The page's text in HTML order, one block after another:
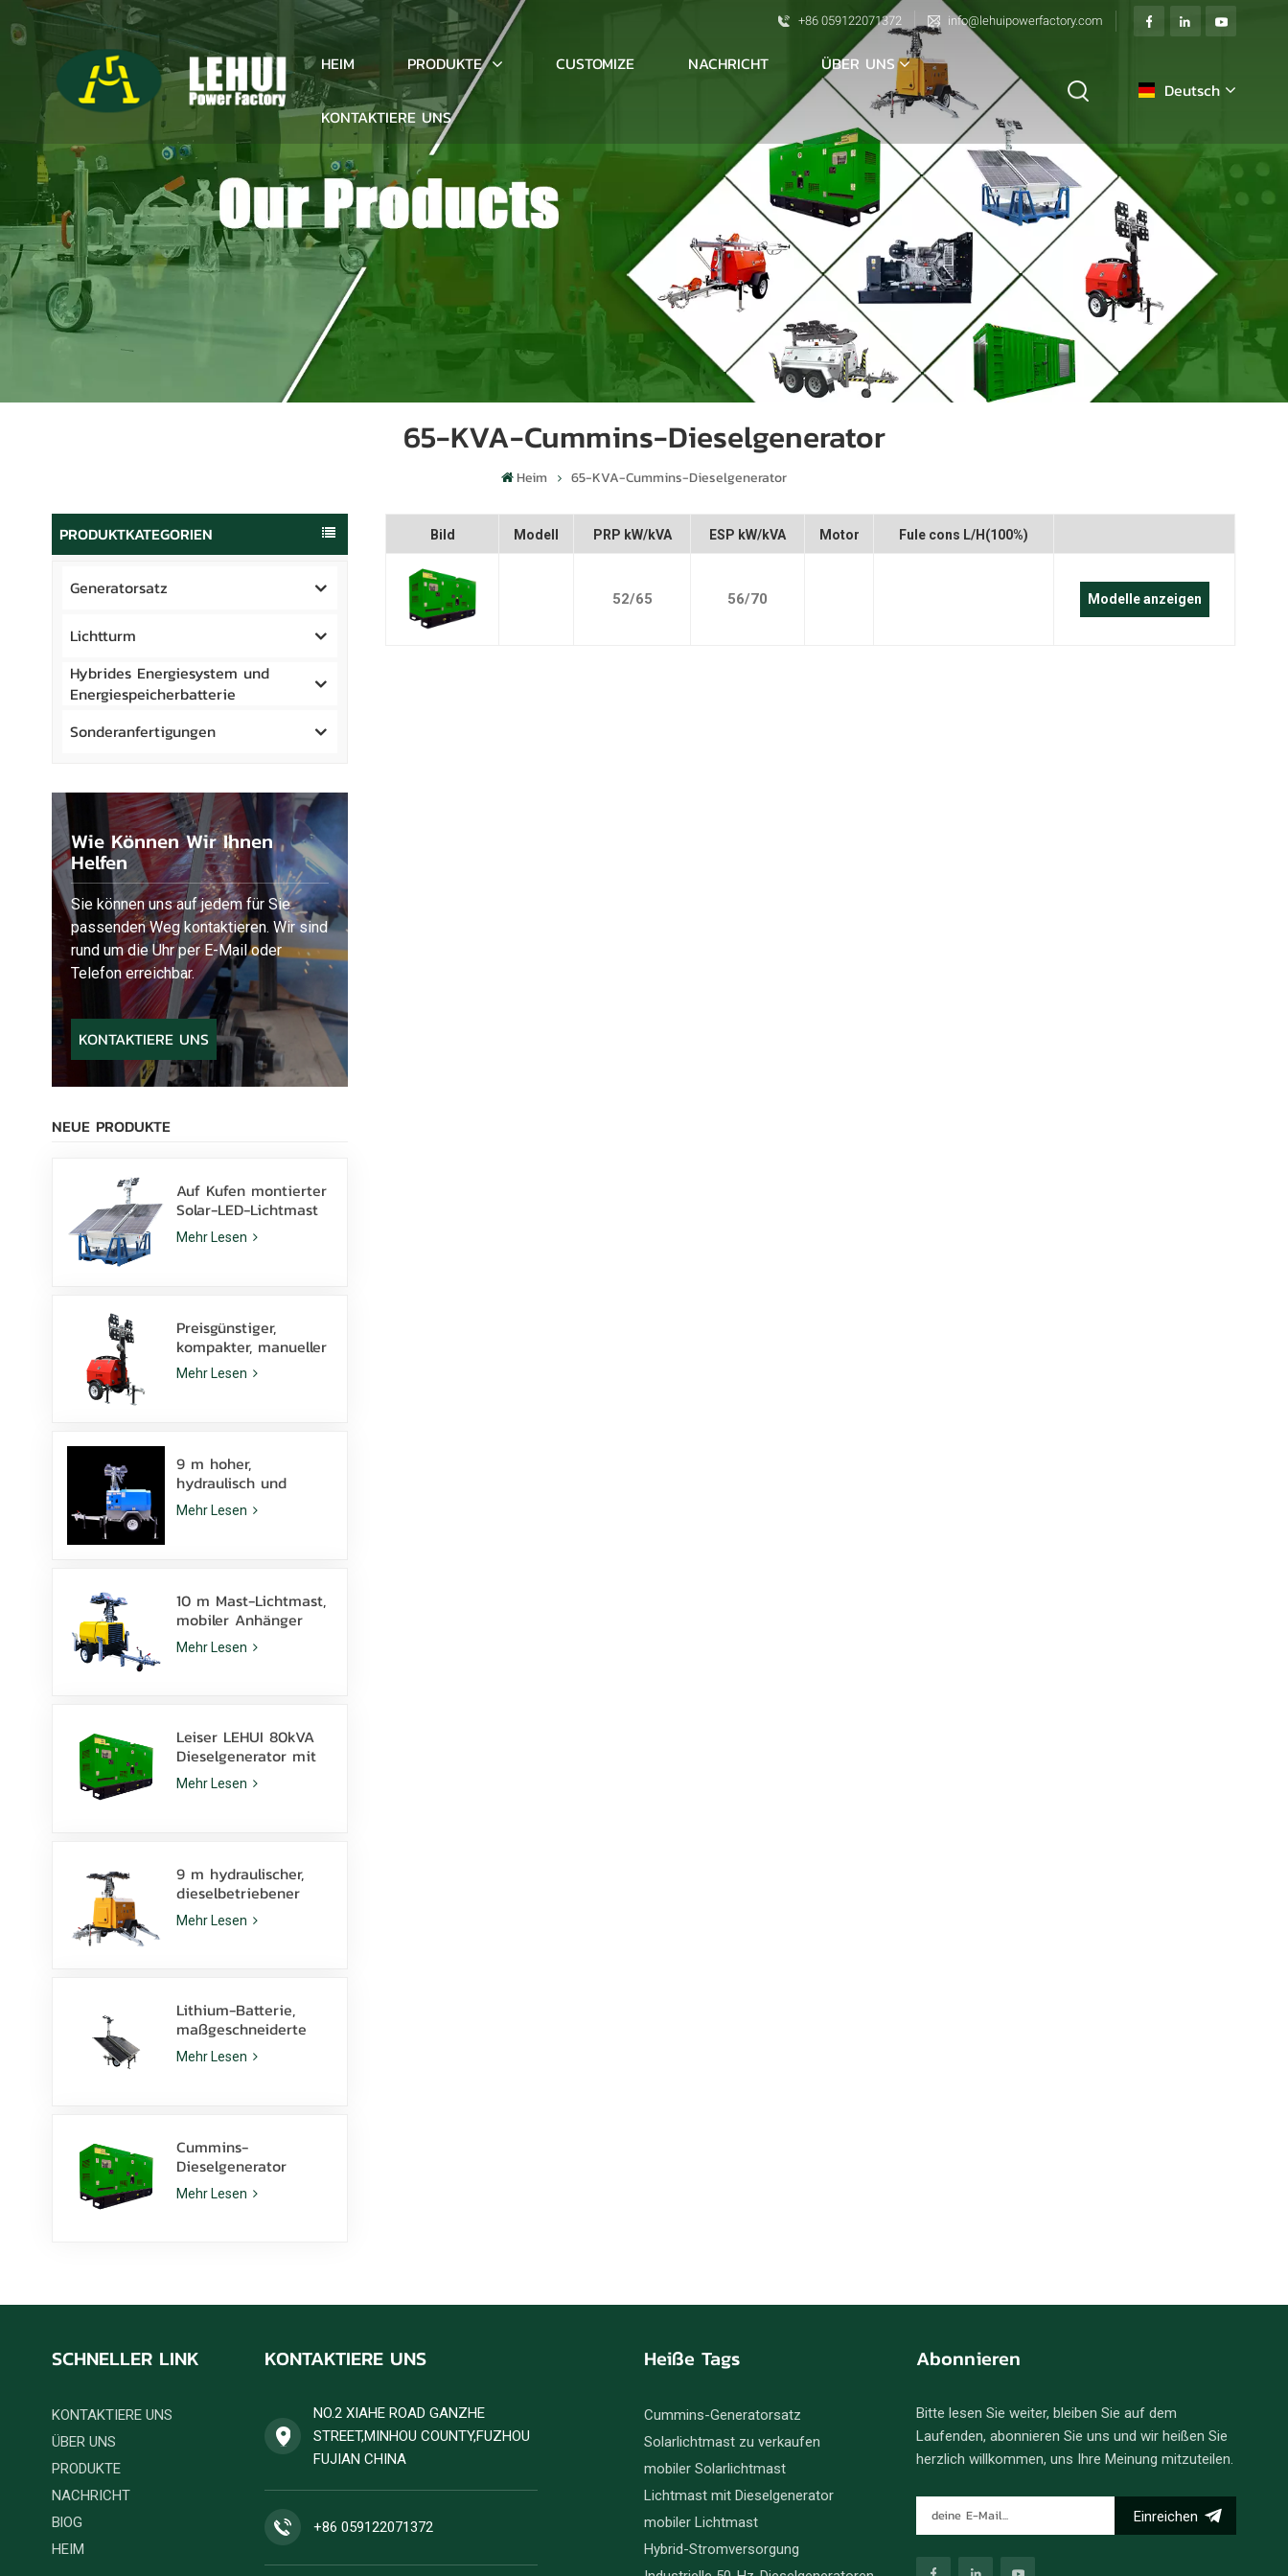
+86 059122071372 info@lehuipowerfactory.com
HEIM PRODUKTE CUSTOMIZE NACHRICHT ÜBER UNS
KONTAKTIERE UNS
Deutsch
français
Deutsch
italiano
русский
español
Melayu
65-KVA-Cummins-Dieselgenerator
Heim 65-KVA-Cummins-Dieselgenerator
PRODUKTKATEGORIEN
Generatorsatz
Lichtturm
Hybrides Energiesystem und
Energiespeicherbatterie
Sonderanfertigungen
Wie Können Wir Ihnen
Helfen
Sie können uns auf jedem für Sie
passenden Weg kontaktieren. Wir sind
rund um die Uhr per E-Mail oder
Telefon erreichbar.
KONTAKTIERE UNS
NEUE PRODUKTE
Auf Kufen montierter
Solar-LED-Lichtmast
mit 400-W-LED-
Lampen und Lithium-
Mehr Lesen
Preisgünstiger,
kompakter, manueller
Diesel-Lichtmast mit
4 x 1000-W-
Mehr Lesen
9 m hoher,
hydraulisch und
manuell
höhenverstellbarer
Mehr Lesen
10 m Mast-Lichtmast,
mobiler Anhänger
KLT-10000V,
Überwachung
Mehr Lesen
Leiser LEHUI 80kVA
Dieselgenerator mit
Cummins 4Bta3.9-G11
Motor für den
Mehr Lesen
9 m hydraulischer,
dieselbetriebener
mobiler Lichtmast
mit 350 W LED-
Mehr Lesen
Lithium-Batterie,
maßgeschneiderte
Solar-Lichtmast 600
W LED-Lampen mit
Mehr Lesen
Cummins-
Dieselgenerator
6ZTAA13-G2 mit einer
Nennleistung von 425
Mehr Lesen
Bild Modell PRP kW/kVA ESP kW/kVA Motor Fule cons L/H(100%)
52/65 56/70 Modelle anzeigen
SCHNELLER LINK
KONTAKTIERE UNS
ÜBER UNS
PRODUKTE
NACHRICHT
BlOG
HEIM
KONTAKTIERE UNS
NO.2 XIAHE ROAD GANZHE
STREET,MINHOU COUNTY,FUZHOU
FUJIAN CHINA
+86 059122071372
Heiße Tags
Cummins-Generatorsatz
Solarlichtmast zu verkaufen
mobiler Solarlichtmast
Lichtmast mit Dieselgenerator
mobiler Lichtmast
Hybrid-Stromversorgung
Abonnieren
Bitte lesen Sie weiter, bleiben Sie auf dem
Laufenden, abonnieren Sie uns und wir heißen Sie
herzlich willkommen, uns Ihre Meinung mitzuteilen.
Einreichen